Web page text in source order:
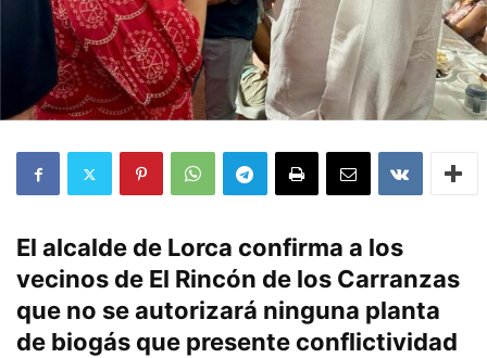
El alcalde de Lorca confirma a los
vecinos de El Rincón de los Carranzas
que no se autorizará ninguna planta
de biogás que presente conflictividad